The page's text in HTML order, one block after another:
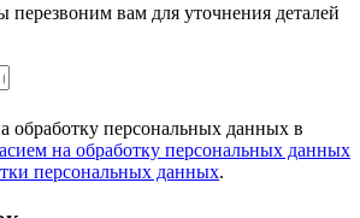
перезвоним вам для уточнения деталей
обработку персональных данных в
на обработку персональных данных
персональных данных.